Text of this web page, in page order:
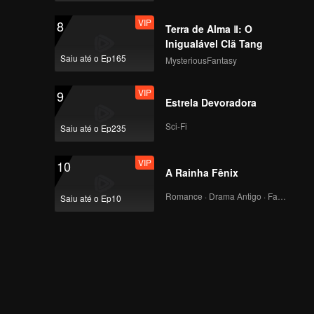
8
Saiu até o Ep165
VIP
Terra de Alma Ⅱ: O
Inigualável Clã Tang
MysteriousFantasy
9
Saiu até o Ep235
VIP
Estrela Devoradora
Sci-Fi
10
Saiu até o Ep10
VIP
A Rainha Fênix